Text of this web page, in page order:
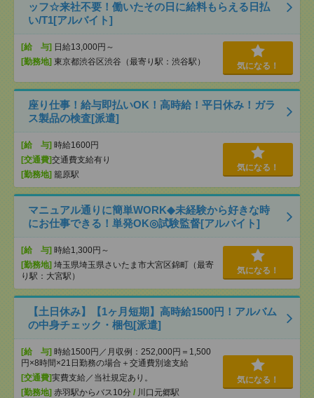
ッフ☆来社不要！働いたその日に給料もらえる日払
い/T1[アルバイト]
[給 与] 日給13,000円～
[勤務地] 東京都渋谷区渋谷（最寄り駅：渋谷駅） 気になる！
座り仕事！給与即払いOK！高時給！平日休み！ガラ
ス製品の検査[派遣]
[給 与] 時給1600円
[交通費]交通費支給有り
[勤務地] 籠原駅
気になる！
マニュアル通りに簡単WORK◆未経験から好きな時
にお仕事できる！単発OK◎試験監督[アルバイト]
[給 与] 時給1,300円～
[勤務地] 埼玉県埼玉県さいたま市大宮区錦町（最寄
り駅：大宮駅）
気になる！
【土日休み】【1ヶ月短期】高時給1500円！アルバム
の中身チェック・梱包[派遣]
[給 与] 時給1500円／月収例：252,000円＝1,500
円×8時間×21日勤務の場合＋交通費別途支給
[交通費]実費支給／当社規定あり。
[勤務地] 赤羽駅からバス10分 / 川口元郷駅
気になる！